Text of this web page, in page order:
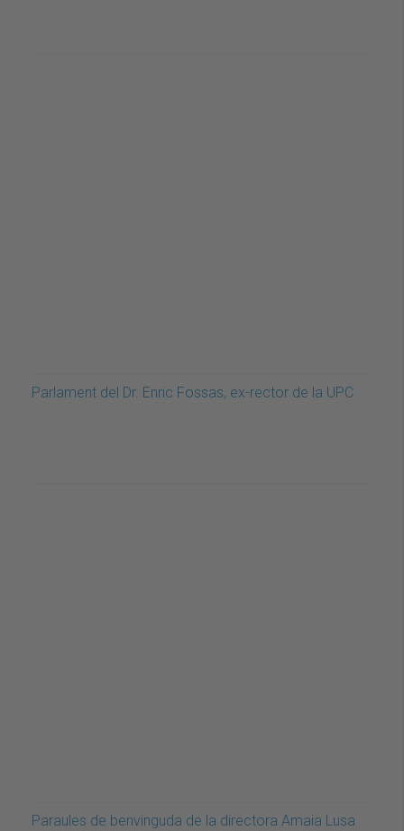
Parlament del Dr. Enric Fossas, ex-rector de la UPC
Paraules de benvinguda de la directora Amaia Lusa